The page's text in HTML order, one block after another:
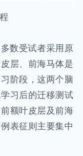
数受试者采用原
层、前海马体是
阶段，这两个脑
习后的迁移测试
额叶皮层及前海
表征则主要集中